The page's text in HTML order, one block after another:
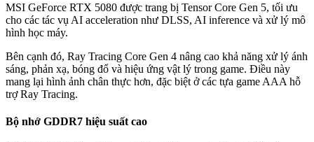
MSI GeForce RTX 5080 được trang bị Tensor Core Gen 5, tối ưu
cho các tác vụ AI acceleration như DLSS, AI inference và xử lý mô
hình học máy.
Bên cạnh đó, Ray Tracing Core Gen 4 nâng cao khả năng xử lý ánh
sáng, phản xạ, bóng đổ và hiệu ứng vật lý trong game. Điều này
mang lại hình ảnh chân thực hơn, đặc biệt ở các tựa game AAA hỗ
trợ Ray Tracing.
Bộ nhớ GDDR7 hiệu suất cao